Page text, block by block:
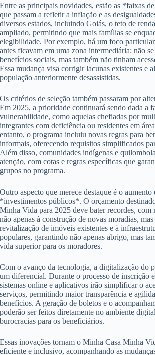
Entre as principais novidades, estão as *faixas
que passam a refletir a inflação e as
diversos estados, incluindo Goiás, o teto de
ampliado, permitindo que mais famílias se
elegibilidade. Por exemplo, há um foco
antes ficavam em uma zona intermediária: não
benefícios sociais, mas também não tinham
Essa mudança visa corrigir lacunas existentes e
população anteriormente desassistidas.
Os critérios de seleção também passaram por
Em 2025, a prioridade continuará sendo dada a
vulnerabilidade, como aquelas chefiadas por
integrantes com deficiência ou residentes em
entanto, o programa incluiu novas regras para
informais, oferecendo requisitos simplificados
Além disso, comunidades indígenas e
atenção, com cotas e regras específicas que
grupos no programa.
Outro aspecto que merece destaque é o aumento
*investimentos públicos*. O orçamento
Minha Vida para 2025 deve bater recordes, com
não apenas à construção de novas moradias,
revitalização de imóveis existentes e à
populares, garantindo não apenas abrigo, mas
vida superior para os moradores.
Com o avanço da tecnologia, a digitalização do
um diferencial. Durante o processo de inscrição
sistemas online e aplicativos irão simplificar o
serviços, permitindo maior transparência e
benefícios. A geração de boletos e o
poderão ser feitos diretamente no ambiente
burocracias para os beneficiários.
Essas inovações tornam o Minha Casa Minha
eficiente e inclusivo, acompanhando as